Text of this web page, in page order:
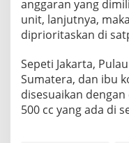
anggaran yang
unit, lanjutnya,
diprioritaskan di
Sepeti Jakarta,
Sumatera, dan ibu
disesuaikan
500 cc yang ada di